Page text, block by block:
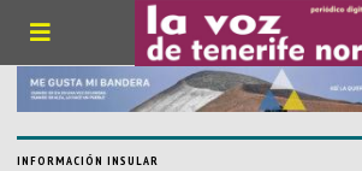
INFORMACIÓN INSULAR